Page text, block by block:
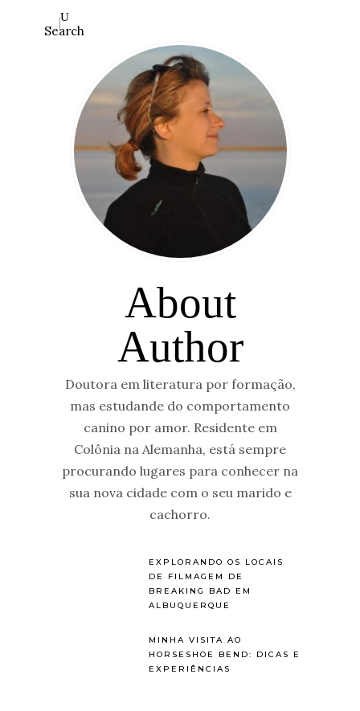
Search
About
Author
Doutora em literatura por formação,
mas estudande do comportamento
canino por amor. Residente em
Colônia na Alemanha, está sempre
procurando lugares para conhecer na
sua nova cidade com o seu marido e
cachorro.
EXPLORANDO OS LOCAIS
DE FILMAGEM DE
BREAKING BAD EM
ALBUQUERQUE
MINHA VISITA AO
HORSESHOE BEND: DICAS E
EXPERIÊNCIAS